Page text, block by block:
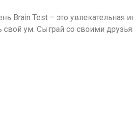
Brain Test – это
свой ум. Сыграй со своими